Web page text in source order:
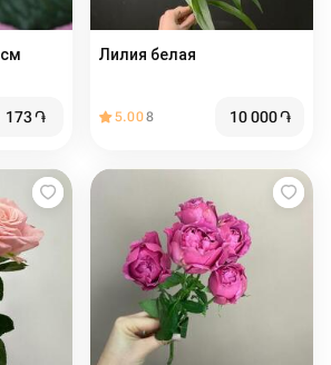
173֏
Лилия белая
5.008 10 000֏